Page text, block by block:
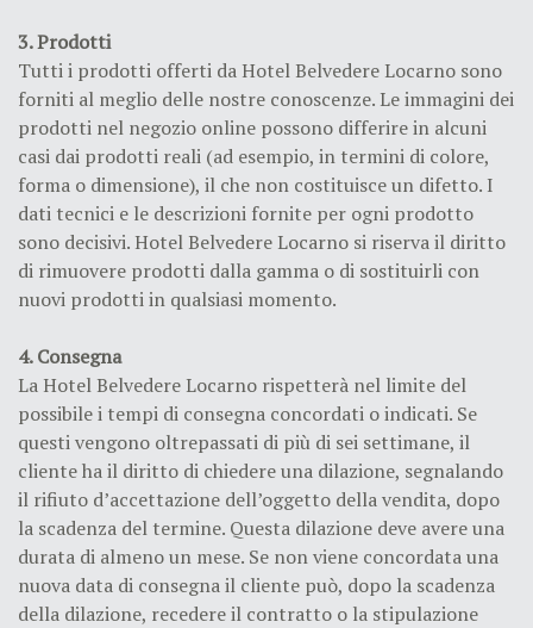
3. Prodotti
Tutti i prodotti offerti da Hotel Belvedere Locarno sono
forniti al meglio delle nostre conoscenze. Le immagini dei
prodotti nel negozio online possono differire in alcuni
casi dai prodotti reali (ad esempio, in termini di colore,
forma o dimensione), il che non costituisce un difetto. I
dati tecnici e le descrizioni fornite per ogni prodotto
sono decisivi. Hotel Belvedere Locarno si riserva il diritto
di rimuovere prodotti dalla gamma o di sostituirli con
nuovi prodotti in qualsiasi momento.
4. Consegna
La Hotel Belvedere Locarno rispetterà nel limite del
possibile i tempi di consegna concordati o indicati. Se
questi vengono oltrepassati di più di sei settimane, il
cliente ha il diritto di chiedere una dilazione, segnalando
il rifiuto d’accettazione dell’oggetto della vendita, dopo
la scadenza del termine. Questa dilazione deve avere una
durata di almeno un mese. Se non viene concordata una
nuova data di consegna il cliente può, dopo la scadenza
della dilazione, recedere il contratto o la stipulazione